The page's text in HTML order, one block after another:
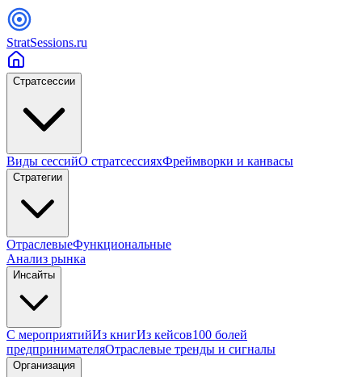
StratSessions.ru
Стратсессии
Виды сессийО стратсессияхФреймворки и канвасы
Стратегии
ОтраслевыеФункциональные
Анализ рынка
Инсайты
С мероприятийИз книгИз кейсов100 болей
предпринимателяОтраслевые тренды и сигналы
Организация